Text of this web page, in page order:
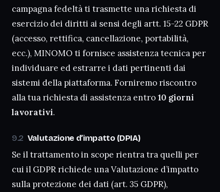
campagna fedeltà ti trasmette una richiesta di
esercizio dei diritti ai sensi degli artt. 15-22 GDPR
(accesso, rettifica, cancellazione, portabilità,
ecc.), MINOMO ti fornisce assistenza tecnica per
individuare ed estrarre i dati pertinenti dai
sistemi della piattaforma. Forniremo riscontro
alla tua richiesta di assistenza entro10 giorni
lavorativi.
Valutazione d’impatto (DPIA)
Se il trattamento in scope rientra tra quelli per
cui il GDPR richiede una Valutazione d’impatto
sulla protezione dei dati (art. 35 GDPR),